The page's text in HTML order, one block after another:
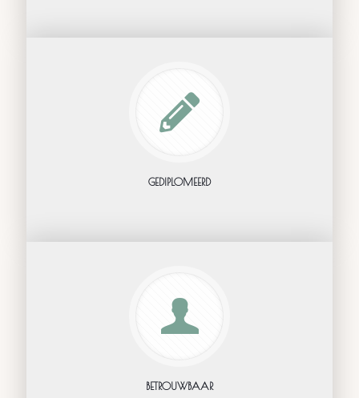
GEDIPLOMEERD
BETROUWBAAR